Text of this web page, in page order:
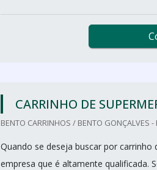
CARRINHO DE
BENTO CARRINHOS / BENTO GONÇALVES -
Quando se deseja buscar por
empresa que é altamente qualificada.